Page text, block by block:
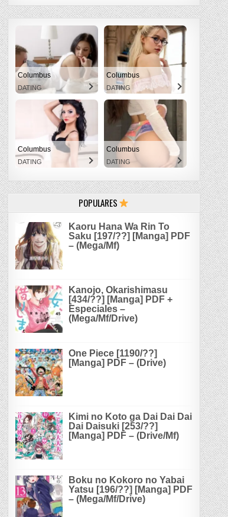
Columbus
DATING
Columbus
DATING
Columbus
DATING
Columbus
DATING
POPULARES
Kaoru Hana Wa Rin To
Saku [197/??] [Manga] PDF
– (Mega/Mf)
Kanojo, Okarishimasu
[434/??] [Manga] PDF +
Especiales –
(Mega/Mf/Drive)
One Piece [1190/??]
[Manga] PDF – (Drive)
Kimi no Koto ga Dai Dai Dai
Dai Daisuki [253/??]
[Manga] PDF – (Drive/Mf)
Boku no Kokoro no Yabai
Yatsu [196/??] [Manga] PDF
– (Mega/Mf/Drive)